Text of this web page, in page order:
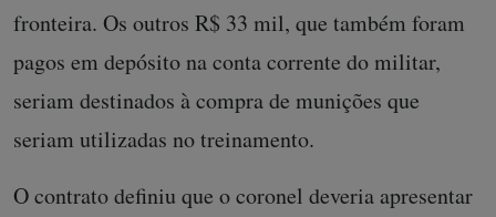
fronteira. Os outros R$ 33 mil, que também foram
pagos em depósito na conta corrente do militar,
seriam destinados à compra de munições que
seriam utilizadas no treinamento.
O contrato definiu que o coronel deveria apresentar